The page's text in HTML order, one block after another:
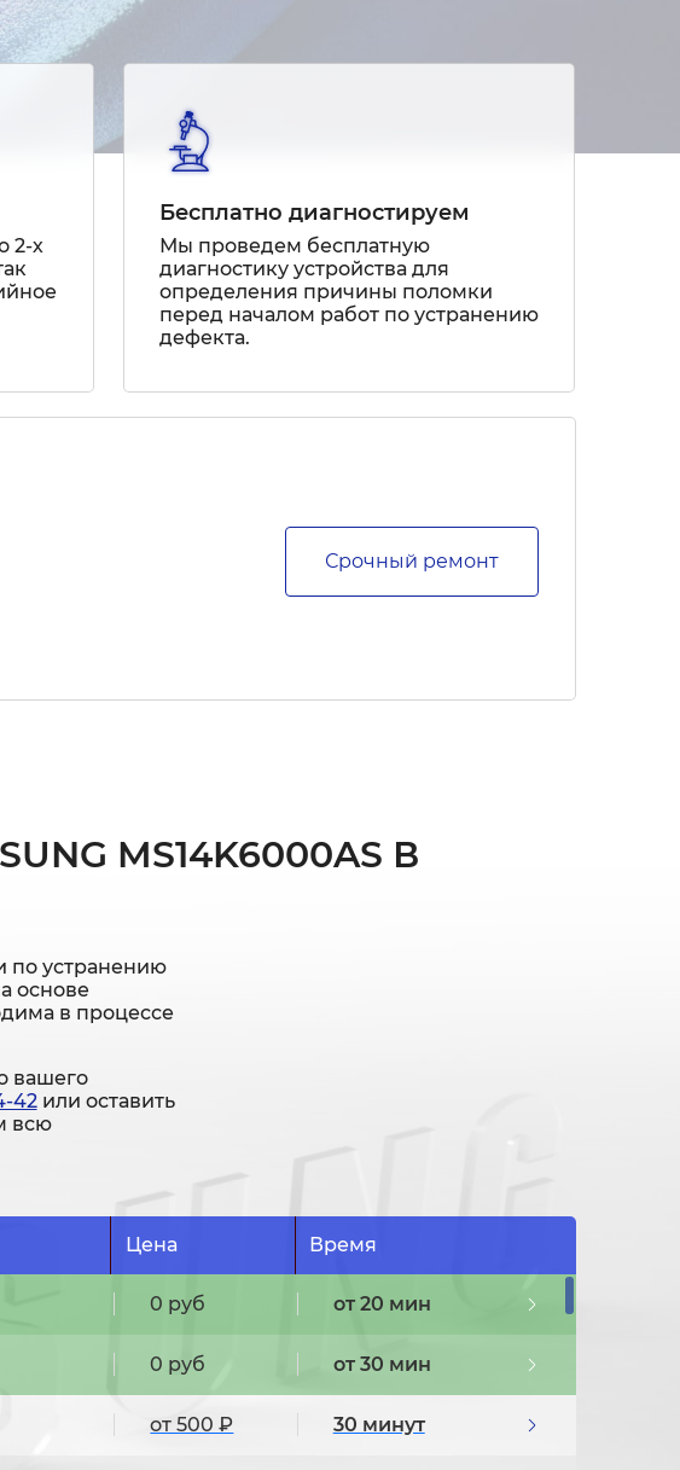
2-х
Бесплатно диагностируем
Мы проведем бесплатную
диагностику устройства для
определения причины поломки
перед началом работ по устранению
дефекта.
Срочный ремонт
MS14K6000AS В
по устранению
основе
в процессе
вашего
42или оставить
всю
Цена Время
от 20 мин
0 руб
от 30 мин
0 руб
30 минут
от 500 ₽